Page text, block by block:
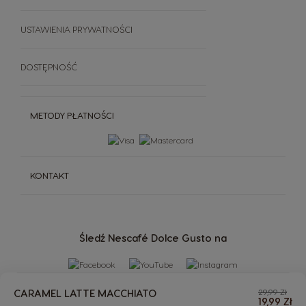
Śledź Nescafé Dolce Gusto na
METODY PŁATNOŚCI
KONTAKT
USTAWIENIA PRYWATNOŚCI
DOSTĘPNOŚĆ
CARAMEL LATTE MACCHIATO 29,99 Zł
19,99 Zł